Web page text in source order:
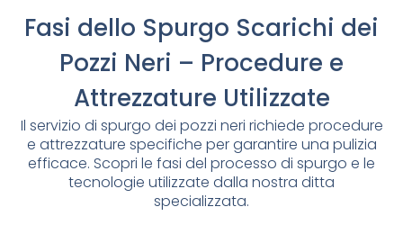
Fasi dello Spurgo Scarichi dei
Pozzi Neri – Procedure e
Attrezzature Utilizzate
Il servizio di spurgo dei pozzi neri richiede procedure
e attrezzature specifiche per garantire una pulizia
efficace. Scopri le fasi del processo di spurgo e le
tecnologie utilizzate dalla nostra ditta
specializzata.